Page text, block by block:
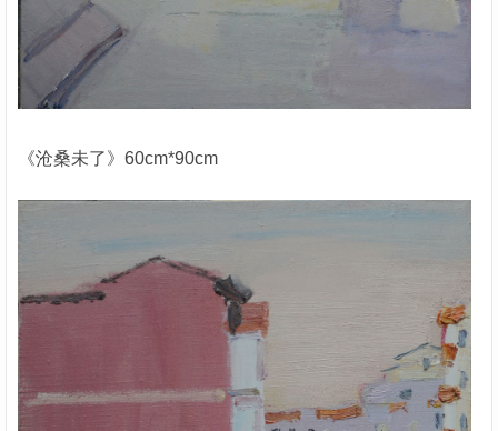
《沧桑未了》60cm*90cm